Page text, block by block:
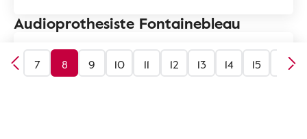
Audioprothesiste Fontainebleau
Amplifon Fontainebleau
24 rue de la Paroisse 77300 Fontainebleau
6 7 8 9 10 11 12 13 14 15